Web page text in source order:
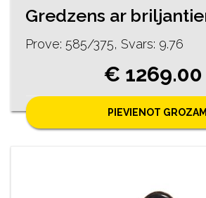
Prove: 585/375, Svars: 9.76
€ 1269.00
PIEVIENOT GROZAM